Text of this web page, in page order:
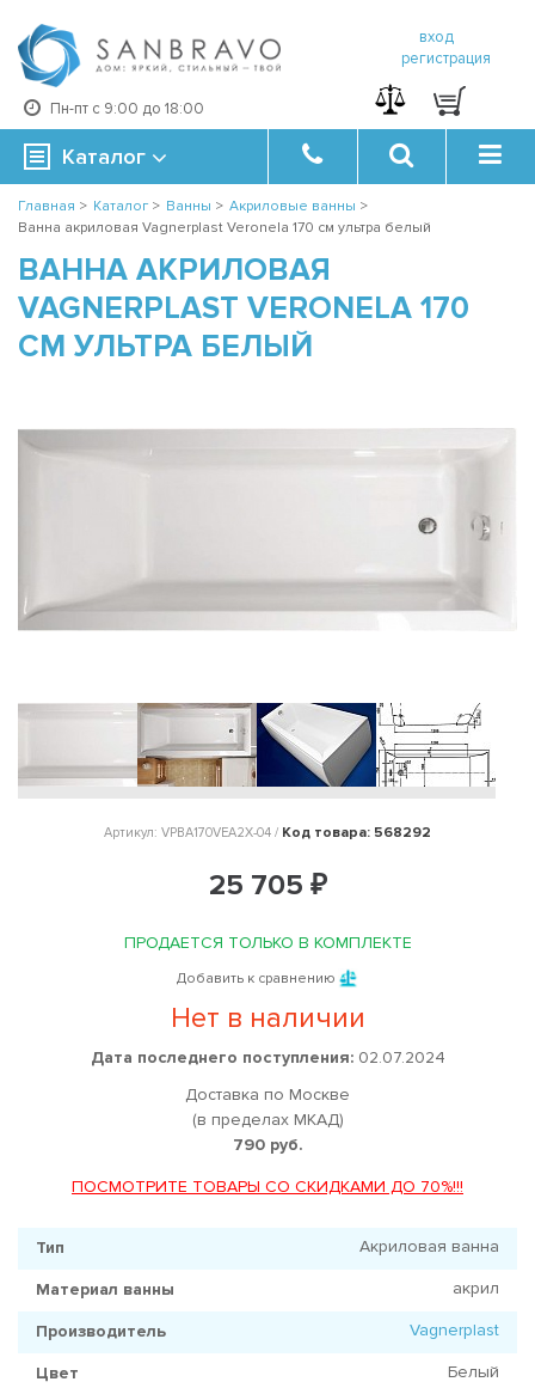
Пн-пт с 9:00 до 18:00
вход
регистрация
Каталог
Главная > Каталог > Ванны > Акриловые ванны >
Ванна акриловая Vagnerplast Veronela 170 см ультра белый
ВАННА АКРИЛОВАЯ
VAGNERPLAST VERONELA 170
СМ УЛЬТРА БЕЛЫЙ
Артикул: VPBA170VEA2X-04 / Код товара: 568292
25 705 ₽
ПРОДАЕТСЯ ТОЛЬКО В КОМПЛЕКТЕ
Добавить к сравнению
Нет в наличии
Дата последнего поступления:02.07.2024
Доставка по Москве
(в пределах МКАД)
790 руб.
ПОСМОТРИТЕ ТОВАРЫ СО СКИДКАМИ ДО 70%!!!
Тип Акриловая ванна
Материал ванны акрил
Производитель Vagnerplast
Цвет Белый